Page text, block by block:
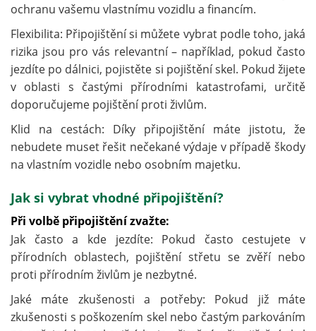
ochranu vašemu vlastnímu vozidlu a financím.
Flexibilita: Připojištění si můžete vybrat podle toho, jaká
rizika jsou pro vás relevantní – například, pokud často
jezdíte po dálnici, pojistěte si pojištění skel. Pokud žijete
v oblasti s častými přírodními katastrofami, určitě
doporučujeme pojištění proti živlům.
Klid na cestách: Díky připojištění máte jistotu, že
nebudete muset řešit nečekané výdaje v případě škody
na vlastním vozidle nebo osobním majetku.
Jak si vybrat vhodné připojištění?
Při volbě připojištění zvažte:
Jak často a kde jezdíte: Pokud často cestujete v
přírodních oblastech, pojištění střetu se zvěří nebo
proti přírodním živlům je nezbytné.
Jaké máte zkušenosti a potřeby: Pokud již máte
zkušenosti s poškozením skel nebo častým parkováním